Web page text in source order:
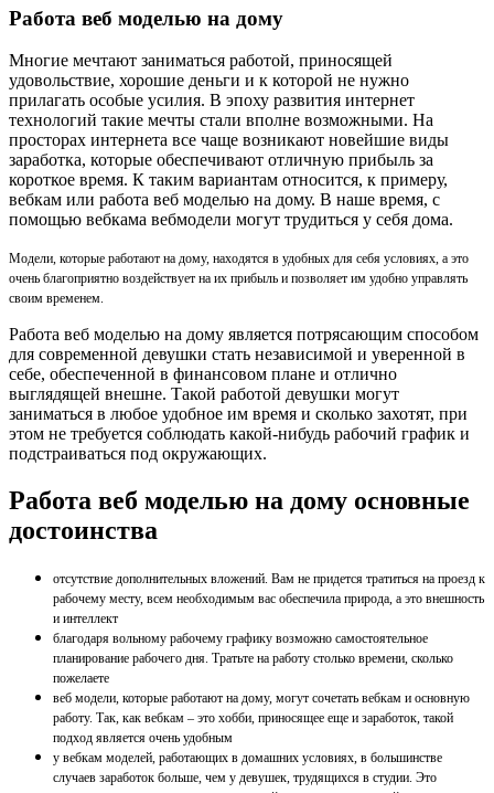
Работа веб моделью на дому
Многие мечтают заниматься работой, приносящей
удовольствие, хорошие деньги и к которой не нужно
прилагать особые усилия. В эпоху развития интернет
технологий такие мечты стали вполне возможными. На
просторах интернета все чаще возникают новейшие виды
заработка, которые обеспечивают отличную прибыль за
короткое время. К таким вариантам относится, к примеру,
вебкам или работа веб моделью на дому. В наше время, с
помощью вебкама вебмодели могут трудиться у себя дома.
Модели, которые работают на дому, находятся в удобных для себя условиях, а это
очень благоприятно воздействует на их прибыль и позволяет им удобно управлять
своим временем.
Работа веб моделью на дому является потрясающим способом
для современной девушки стать независимой и уверенной в
себе, обеспеченной в финансовом плане и отлично
выглядящей внешне. Такой работой девушки могут
заниматься в любое удобное им время и сколько захотят, при
этом не требуется соблюдать какой-нибудь рабочий график и
подстраиваться под окружающих.
Работа веб моделью на дому основные
достоинства
отсутствие дополнительных вложений. Вам не придется тратиться на проезд к
рабочему месту, всем необходимым вас обеспечила природа, а это внешность
и интеллект
благодаря вольному рабочему графику возможно самостоятельное
планирование рабочего дня. Тратьте на работу столько времени, сколько
пожелаете
веб модели, которые работают на дому, могут сочетать вебкам и основную
работу. Так, как вебкам – это хобби, приносящее еще и заработок, такой
подход является очень удобным
у вебкам моделей, работающих в домашних условиях, в большинстве
случаев заработок больше, чем у девушек, трудящихся в студии. Это